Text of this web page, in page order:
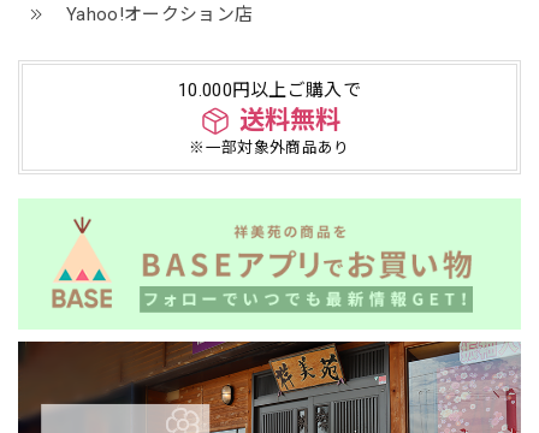
Yahoo!オークション店
10.000円以上ご購入で
送料無料
※一部対象外商品あり